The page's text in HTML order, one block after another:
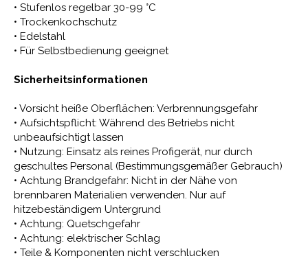
• Stufenlos regelbar 30-99 °C
• Trockenkochschutz
• Edelstahl
• Für Selbstbedienung geeignet
Sicherheitsinformationen
• Vorsicht heiße Oberflächen: Verbrennungsgefahr
• Aufsichtspflicht: Während des Betriebs nicht
unbeaufsichtigt lassen
• Nutzung: Einsatz als reines Profigerät, nur durch
geschultes Personal (Bestimmungsgemäßer Gebrauch)
• Achtung Brandgefahr: Nicht in der Nähe von
brennbaren Materialien verwenden. Nur auf
hitzebeständigem Untergrund
• Achtung: Quetschgefahr
• Achtung: elektrischer Schlag
• Teile & Komponenten nicht verschlucken